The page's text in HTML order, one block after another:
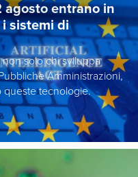
agosto entrano in
sistemi di
solo chi sviluppa
Amministrazioni,
queste tecnologie.